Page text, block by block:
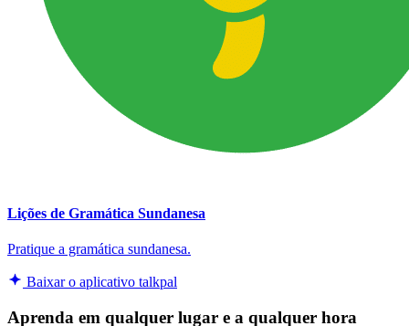
Lições de Gramática Sundanesa
Pratique a gramática sundanesa.
Baixar o aplicativo talkpal
Aprenda em qualquer lugar e a qualquer hora